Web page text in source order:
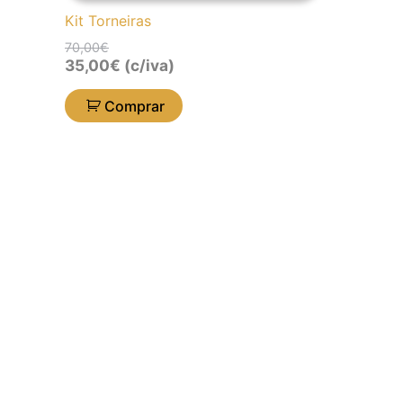
Kit Torneiras
70,00€
35,00€ (c/iva)
Comprar